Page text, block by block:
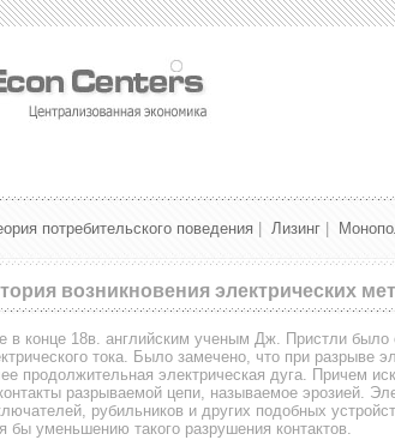
потребительского поведения Лизинг
возникновения электрических
в конце 18в. английским ученым Дж. Пристли было
тока. Было замечено, что при разрыве
продолжительная электрическая дуга. Причем
разрываемой цепи, называемое эрозией.
рубильников и других подобных
бы уменьшению такого разрушения контактов.